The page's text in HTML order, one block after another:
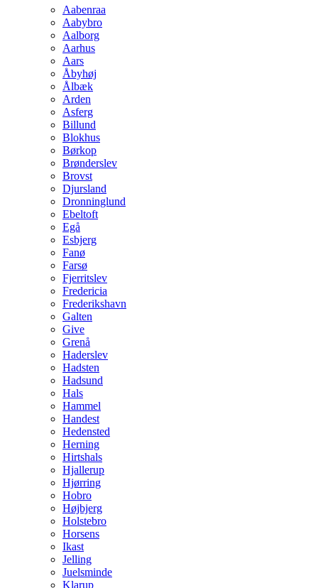
Aabenraa
Aabybro
Aalborg
Aarhus
Aars
Åbyhøj
Ålbæk
Arden
Asferg
Billund
Blokhus
Børkop
Brønderslev
Brovst
Djursland
Dronninglund
Ebeltoft
Egå
Esbjerg
Fanø
Farsø
Fjerritslev
Fredericia
Frederikshavn
Galten
Give
Grenå
Haderslev
Hadsten
Hadsund
Hals
Hammel
Handest
Hedensted
Herning
Hirtshals
Hjallerup
Hjørring
Hobro
Højbjerg
Holstebro
Horsens
Ikast
Jelling
Juelsminde
Klarup